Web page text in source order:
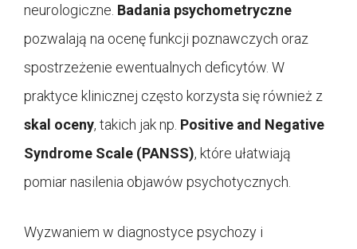
neurologiczne. Badania psychometryczne
pozwalają na ocenę funkcji poznawczych oraz
spostrzeżenie ewentualnych deficytów. W
praktyce klinicznej często korzysta się również z
skal oceny, takich jak np. Positive and Negative
Syndrome Scale (PANSS), które ułatwiają
pomiar nasilenia objawów psychotycznych.
Wyzwaniem w diagnostyce psychozy i